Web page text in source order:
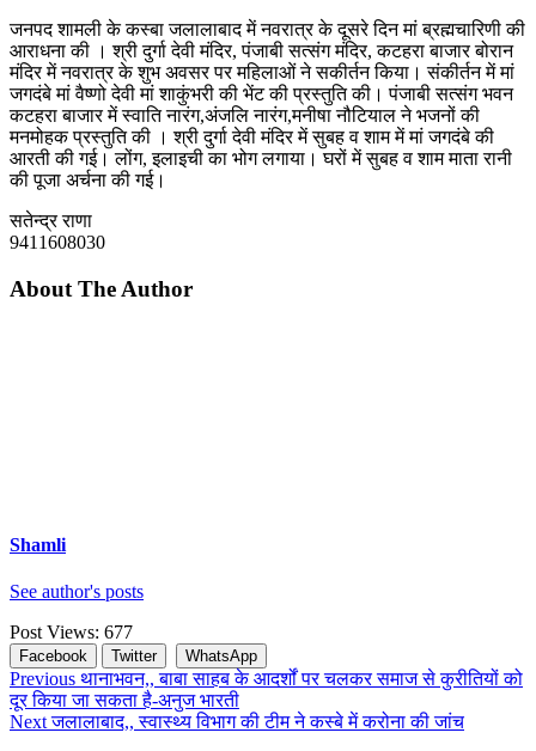
जनपद शामली के कस्बा जलालाबाद में नवरात्र के दूसरे दिन मां ब्रह्मचारिणी की
आराधना की । श्री दुर्गा देवी मंदिर, पंजाबी सत्संग मंदिर, कटहरा बाजार बोरान
मंदिर में नवरात्र के शुभ अवसर पर महिलाओं ने सकीर्तन किया। संकीर्तन में मां
जगदंबे मां वैष्णो देवी मां शाकुंभरी की भेंट की प्रस्तुति की। पंजाबी सत्संग भवन
कटहरा बाजार में स्वाति नारंग,अंजलि नारंग,मनीषा नौटियाल ने भजनों की
मनमोहक प्रस्तुति की । श्री दुर्गा देवी मंदिर में सुबह व शाम में मां जगदंबे की
आरती की गई। लोंग, इलाइची का भोग लगाया। घरों में सुबह व शाम माता रानी
की पूजा अर्चना की गई।
सतेन्द्र राणा
9411608030
About The Author
Shamli
See author's posts
Post Views: 677
Facebook Twitter WhatsApp
Continue
Reading
Previous थानाभवन,, बाबा साहब के आदर्शों पर चलकर समाज से कुरीतियों को
दूर किया जा सकता है-अनुज भारती
Nextजलालाबाद,, स्वास्थ्य विभाग की टीम ने कस्बे में करोना की जांच